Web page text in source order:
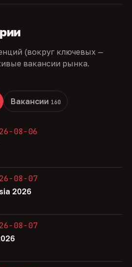
(вокруг ключевых —
вакансии рынка.
Вакансии 160
08-06
08-07
2026
08-07